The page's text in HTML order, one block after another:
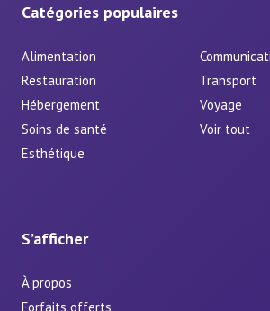
Catégories populaires
Alimentation
Restauration
Transport
Hébergement
Voyage
Soins de santé
Voir tout
Esthétique
S’afficher
À propos
Forfaits offerts